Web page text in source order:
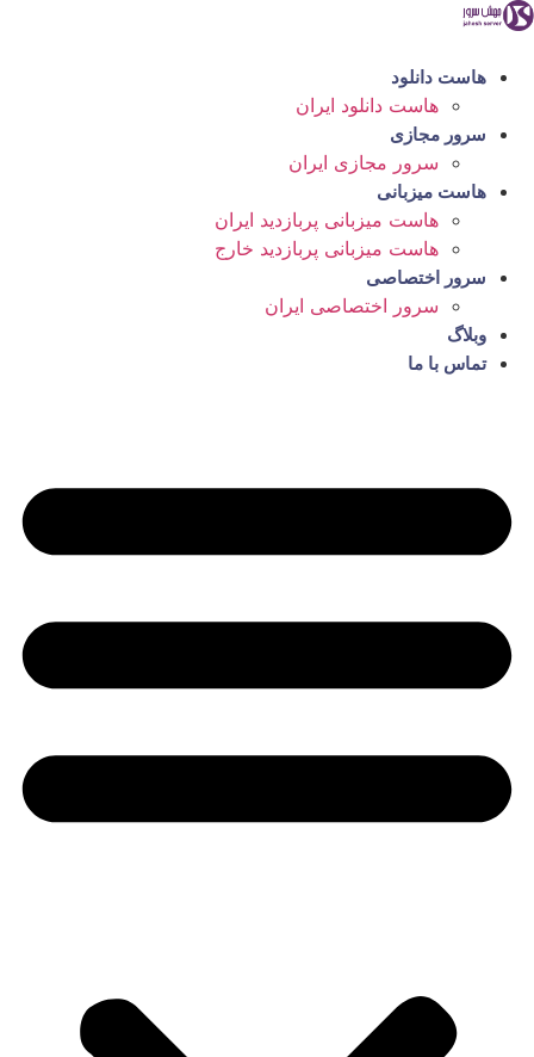
پرش
محتوا
هاست دانلود
هاست دانلود ایران
سرور مجازی
سرور مجازی ایران
هاست میزبانی
هاست میزبانی پربازدید ایران
هاست میزبانی پربازدید خارج
سرور اختصاصی
سرور اختصاصی ایران
وبلاگ
تماس با ما